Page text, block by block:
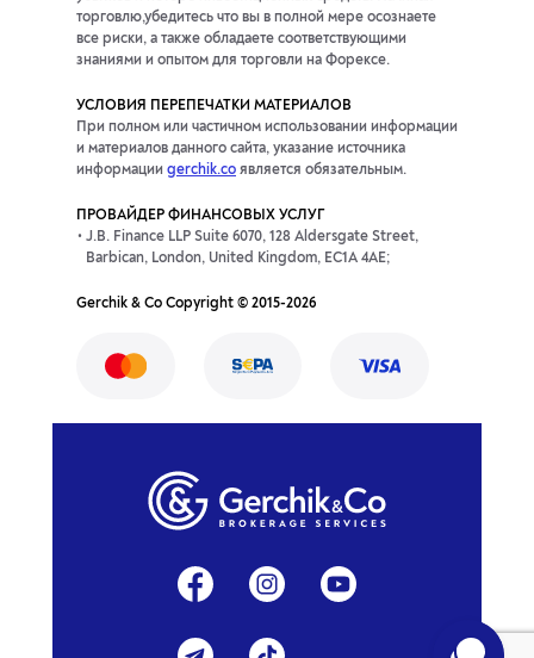
торговлю,убедитесь что вы в полной мере осознаете
все риски, а также обладаете соответствующими
знаниями и опытом для торговли на Форексе.
УСЛОВИЯ ПЕРЕПЕЧАТКИ МАТЕРИАЛОВ
При полном или частичном использовании информации
и материалов данного сайта, указание источника
информации gerchik.co является обязательным.
ПРОВАЙДЕР ФИНАНСОВЫХ УСЛУГ
J.B. Finance LLP Suite 6070, 128 Aldersgate Street,
Barbican, London, United Kingdom, EC1A 4AE;
Gerchik & Co Copyright © 2015-2026